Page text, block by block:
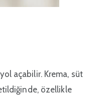
açabilir. Krema, süt
özellikle